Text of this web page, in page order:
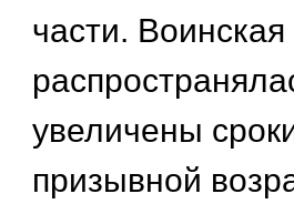
части.
увеличены
призывной